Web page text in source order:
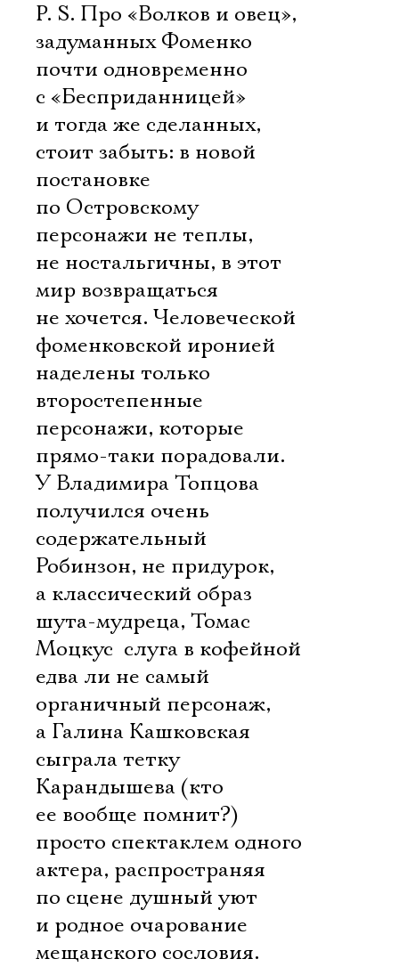
P. S. Про «Волков и овец»,
задуманных Фоменко
почти одновременно
с «Бесприданницей»
и тогда же сделанных,
стоит забыть: в новой
постановке
по Островскому
персонажи не теплы,
не ностальгичны, в этот
мир возвращаться
не хочется. Человеческой
фоменковской иронией
наделены только
второстепенные
персонажи, которые
прямо-таки порадовали.
У Владимира Топцова
получился очень
содержательный
Робинзон, не придурок,
а классический образ
шута-мудреца, Томас
Моцкус  слуга в кофейной 
едва ли не самый
органичный персонаж,
а Галина Кашковская
сыграла тетку
Карандышева (кто
ее вообще помнит?)
просто спектаклем одного
актера, распространяя
по сцене душный уют
и родное очарование
мещанского сословия.